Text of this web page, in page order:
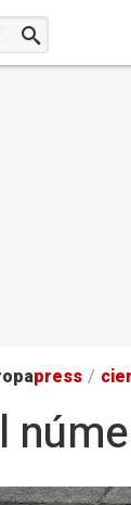
press /